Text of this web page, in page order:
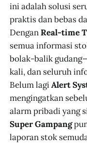
ini adalah solusi
praktis dan bebas
DenganReal-time
semua informasi
bolak-balik
kali, dan seluruh
Belum lagiAlert
mengingatkan
alarm pribadi yang
Super Gampang
laporan stok